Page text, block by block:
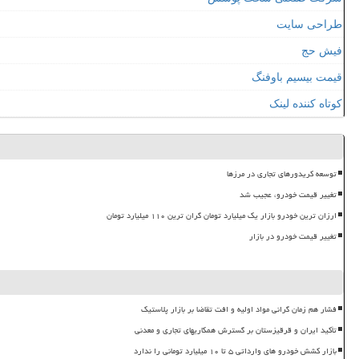
طراحی سایت
فیش حج
قیمت بیسیم باوفنگ
کوتاه کننده لینک
توسعه کریدورهای تجاری در مرزها
تغییر قیمت خودرو، عجیب شد
ارزان ترین خودرو بازار یک میلیارد تومان گران ترین ۱۱۰ میلیارد تومان
تغییر قیمت خودرو در بازار
فشار هم زمان گرانی مواد اولیه و افت تقاضا بر بازار پلاستیک
تأکید ایران و قرقیزستان بر گسترش همکاریهای تجاری و معدنی
بازار کشش خودرو های وارداتی ۵ تا ۱۰ میلیارد تومانی را ندارد